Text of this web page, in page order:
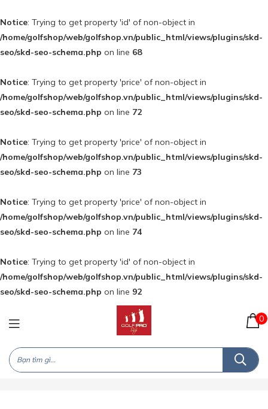
Notice: Trying to get property 'id' of non-object in
/home/golfshop/web/golfshop.vn/public_html/views/plugins/skd-
seo/skd-seo-schema.php on line 68
Notice: Trying to get property 'price' of non-object in
/home/golfshop/web/golfshop.vn/public_html/views/plugins/skd-
seo/skd-seo-schema.php on line 72
Notice: Trying to get property 'price' of non-object in
/home/golfshop/web/golfshop.vn/public_html/views/plugins/skd-
seo/skd-seo-schema.php on line 73
Notice: Trying to get property 'price' of non-object in
/home/golfshop/web/golfshop.vn/public_html/views/plugins/skd-
seo/skd-seo-schema.php on line 74
Notice: Trying to get property 'id' of non-object in
/home/golfshop/web/golfshop.vn/public_html/views/plugins/skd-
seo/skd-seo-schema.php on line 92
0